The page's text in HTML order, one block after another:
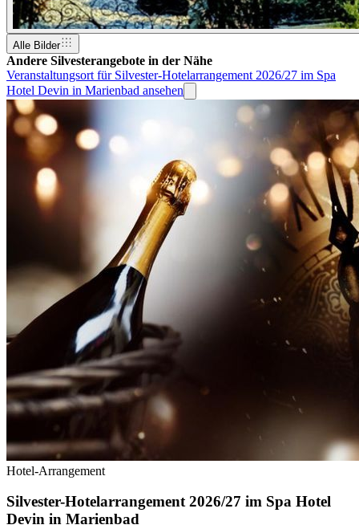
Alle Bilder
Andere Silvesterangebote in der Nähe
Veranstaltungsort für Silvester-Hotelarrangement 2026/27 im Spa
Hotel Devin in Marienbad ansehen
Hotel-Arrangement
Silvester-Hotelarrangement 2026/27 im Spa Hotel
Devin in Marienbad